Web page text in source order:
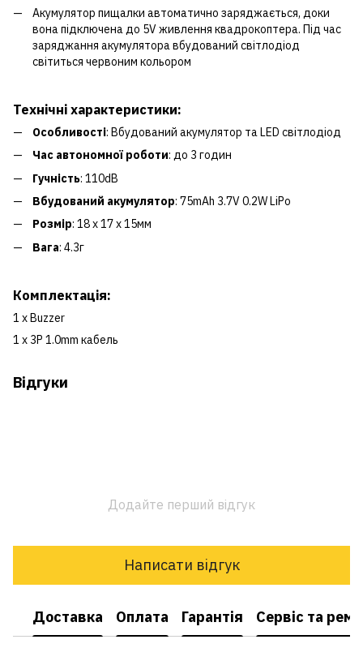
Акумулятор пищалки автоматично заряджається, доки
вона підключена до 5V живлення квадрокоптера. Під час
заряджання акумулятора вбудований світлодіод
світиться червоним кольором
Технічні характеристики:
Особливості: Вбудований акумулятор та LED світлодіод
Час автономної роботи: до 3 годин
Гучність: 110dB
Вбудований акумулятор: 75mAh 3.7V 0.2W LiPo
Розмір: 18 х 17 х 15мм
Вага: 4.3г
Комплектація:
1 x Buzzer
1 x 3P 1.0mm кабель
Відгуки
Додайте перший відгук
Написати відгук
Доставка Оплата Гарантія Сервіс та